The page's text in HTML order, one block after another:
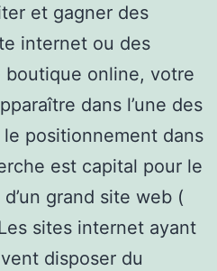
et gagner des
internet ou des
online, votre
dans l’une des
positionnement dans
est capital pour le
grand site web (
sites internet ayant
disposer du